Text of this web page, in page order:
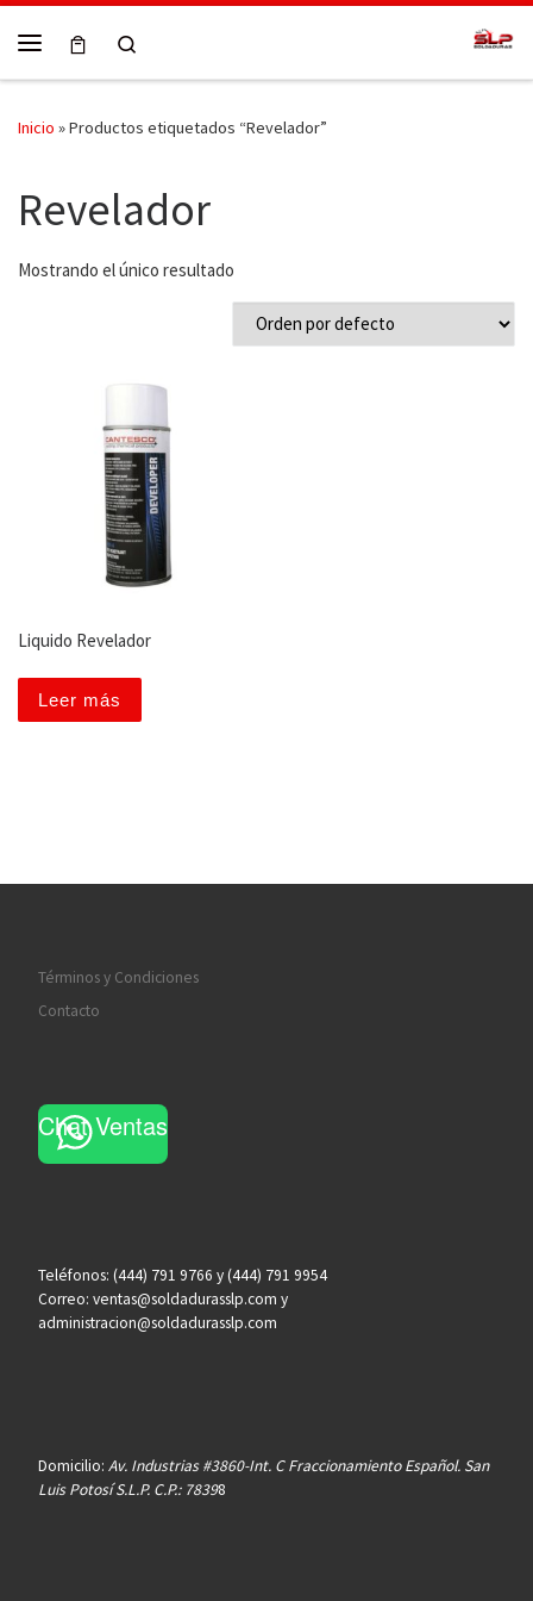
Skip to content
Inicio »Productos etiquetados “Revelador”
Revelador
Mostrando el único resultado
Liquido Revelador
Leer más
Términos y Condiciones
Contacto
Chat Ventas
Teléfonos: (444) 791 9766 y (444) 791 9954
Correo: ventas@soldadurasslp.com y
administracion@soldadurasslp.com
Domicilio: Av. Industrias #3860-Int. C Fraccionamiento Español. San
Luis Potosí S.L.P. C.P.: 78398